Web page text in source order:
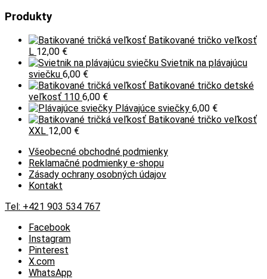
variantov.
si
vybrať
stránke
produktu.
Produkty
Batikované tričko veľkosť
L 12,00 €
Svietnik na plávajúcu
sviečku 6,00 €
Batikované tričko detské
veľkosť 110 6,00 €
Plávajúce sviečky 6,00 €
Batikované tričko veľkosť
XXL 12,00 €
Všeobecné obchodné podmienky
Reklamačné podmienky e-shopu
Zásady ochrany osobných údajov
Kontakt
Tel: +421 903 534 767
Facebook
Instagram
Pinterest
X.com
WhatsApp